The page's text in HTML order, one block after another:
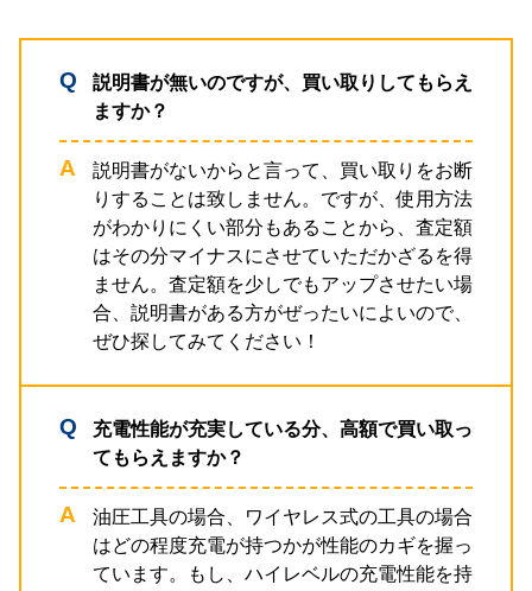
説明書が無いのですが、買い取りしてもらえ
ますか？
説明書がないからと言って、買い取りをお断
りすることは致しません。ですが、使用方法
がわかりにくい部分もあることから、査定額
はその分マイナスにさせていただかざるを得
ません。査定額を少しでもアップさせたい場
合、説明書がある方がぜったいによいので、
ぜひ探してみてください！
充電性能が充実している分、高額で買い取っ
てもらえますか？
油圧工具の場合、ワイヤレス式の工具の場合
はどの程度充電が持つかが性能のカギを握っ
ています。もし、ハイレベルの充電性能を持